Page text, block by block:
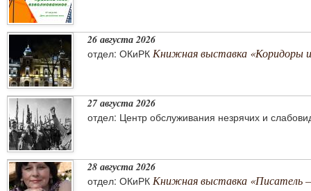
26 августа 2026
отдел: ОКиРК Книжная выставка «Коридоры
27 августа 2026
отдел: Центр обслуживания незрячих и
28 августа 2026
отдел: ОКиРК Книжная выставка «Писатель